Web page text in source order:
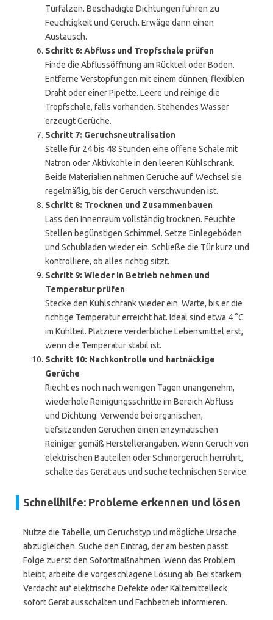
Türfalzen. Beschädigte Dichtungen führen zu
Feuchtigkeit und Geruch. Erwäge dann einen
Austausch.
Schritt 6: Abfluss und Tropfschale prüfen
Finde die Abflussöffnung am Rückteil oder Boden.
Entferne Verstopfungen mit einem dünnen, flexiblen
Draht oder einer Pipette. Leere und reinige die
Tropfschale, falls vorhanden. Stehendes Wasser
erzeugt Gerüche.
Schritt 7: Geruchsneutralisation
Stelle für 24 bis 48 Stunden eine offene Schale mit
Natron oder Aktivkohle in den leeren Kühlschrank.
Beide Materialien nehmen Gerüche auf. Wechsel sie
regelmäßig, bis der Geruch verschwunden ist.
Schritt 8: Trocknen und Zusammenbauen
Lass den Innenraum vollständig trocknen. Feuchte
Stellen begünstigen Schimmel. Setze Einlegeböden
und Schubladen wieder ein. Schließe die Tür kurz und
kontrolliere, ob alles richtig sitzt.
Schritt 9: Wieder in Betrieb nehmen und
Temperatur prüfen
Stecke den Kühlschrank wieder ein. Warte, bis er die
richtige Temperatur erreicht hat. Ideal sind etwa 4 °C
im Kühlteil. Platziere verderbliche Lebensmittel erst,
wenn die Temperatur stabil ist.
Schritt 10: Nachkontrolle und hartnäckige
Gerüche
Riecht es noch nach wenigen Tagen unangenehm,
wiederhole Reinigungsschritte im Bereich Abfluss
und Dichtung. Verwende bei organischen,
tiefsitzenden Gerüchen einen enzymatischen
Reiniger gemäß Herstellerangaben. Wenn Geruch von
elektrischen Bauteilen oder Schmorgeruch herrührt,
schalte das Gerät aus und suche technischen Service.
Schnellhilfe: Probleme erkennen und lösen
Nutze die Tabelle, um Geruchstyp und mögliche Ursache
abzugleichen. Suche den Eintrag, der am besten passt.
Folge zuerst den Sofortmaßnahmen. Wenn das Problem
bleibt, arbeite die vorgeschlagene Lösung ab. Bei starkem
Verdacht auf elektrische Defekte oder Kältemittelleck
sofort Gerät ausschalten und Fachbetrieb informieren.